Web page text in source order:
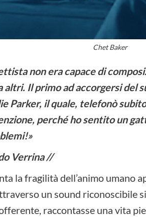
Chet Baker
non era capace di
Il primo ad accorgersi del
Parker, il quale, telefonò
perché ho sentito un
Verrina //
la fragilità dell’animo umano
un sound riconoscibile
raccontasse una vita